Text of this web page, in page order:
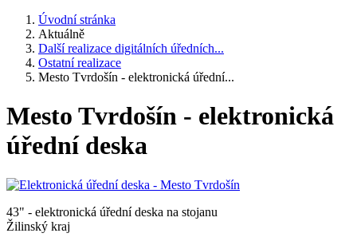
Úvodní stránka
Aktuálně
Další realizace digitálních úředních...
Ostatní realizace
Mesto Tvrdošín - elektronická úřední...
Mesto Tvrdošín - elektronická
úřední deska
43" - elektronická úřední deska na stojanu
Žilinský kraj